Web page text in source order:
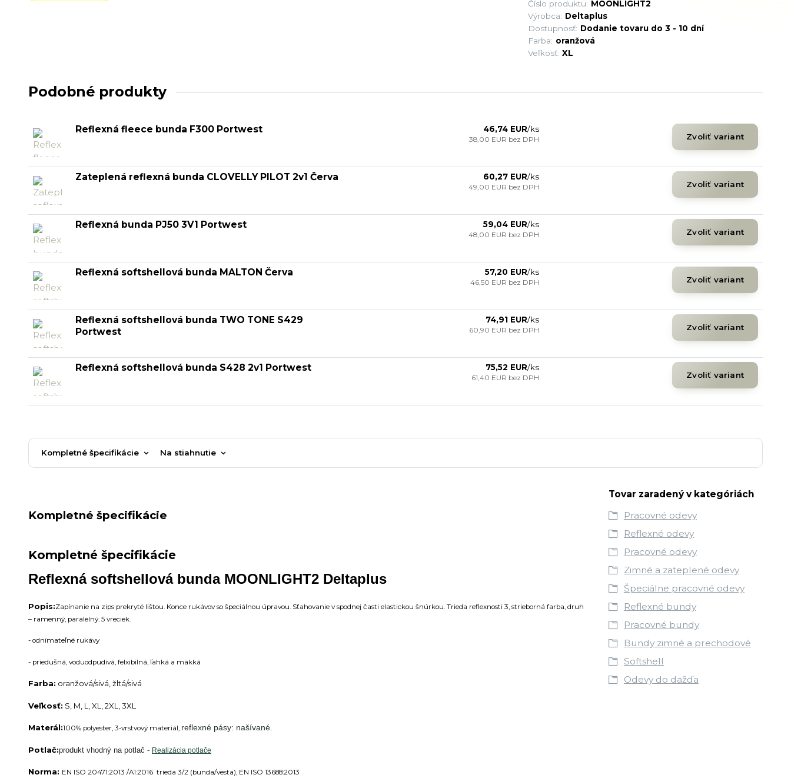
Číslo produktu: MOONLIGHT2
Výrobca: Deltaplus
Dostupnosť: Dodanie tovaru do 3 - 10 dní
Farba: oranžová
Veľkosť: XL
Podobné produkty
Reflexná fleece bunda F300 Portwest 46,74 EUR/ks
38,00 EUR bez DPH Zvoliť variant
Zateplená reflexná bunda CLOVELLY PILOT 2v1 Červa 60,27 EUR/ks
49,00 EUR bez DPH Zvoliť variant
Reflexná bunda PJ50 3V1 Portwest 59,04 EUR/ks
48,00 EUR bez DPH Zvoliť variant
Reflexná softshellová bunda MALTON Červa 57,20 EUR/ks
46,50 EUR bez DPH Zvoliť variant
Reflexná softshellová bunda TWO TONE S429
Portwest
74,91 EUR/ks
60,90 EUR bez DPH Zvoliť variant
Reflexná softshellová bunda S428 2v1 Portwest 75,52 EUR/ks
61,40 EUR bez DPH Zvoliť variant
Kompletné špecifikácie Na stiahnutie
Kompletné špecifikácie
Kompletné špecifikácie
Reflexná softshellová bunda MOONLIGHT2 Deltaplus
Popis:Zapínanie na zips prekryté lištou. Konce rukávov so špeciálnou úpravou. Sťahovanie v spodnej časti elastickou šnúrkou. Trieda reflexnosti 3, strieborná farba, druh
– ramenný, paralelný. 5 vreciek.
- odnímateľné rukávy
- priedušná, voduodpudivá, felxibilná, ľahká a mäkká
Farba: oranžová/sivá, žltá/sivá
Veľkosť: S, M, L, XL, 2XL, 3XL
Materál:100% polyester, 3-vrstvový materiál, reflexné pásy: našívané.
Potlač:produkt vhodný na potlač - Realizácia potlače
Norma: EN ISO 20471:2013 /A1:2016 trieda 3/2 (bunda/vesta), EN ISO 13688:2013
Tovar zaradený v kategóriách
Pracovné odevy
Reflexné odevy
Pracovné odevy
Zimné a zateplené odevy
Špeciálne pracovné odevy
Reflexné bundy
Pracovné bundy
Bundy zimné a prechodové
Softshell
Odevy do dažďa